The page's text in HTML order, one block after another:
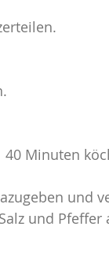
Minuten
und
und Pfeffer